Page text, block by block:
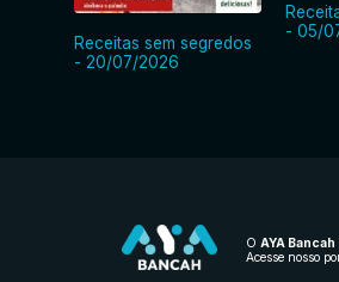
Receitas sem segredos
- 20/07/2026
- 05/
O AYA Bancah
Acesse nosso